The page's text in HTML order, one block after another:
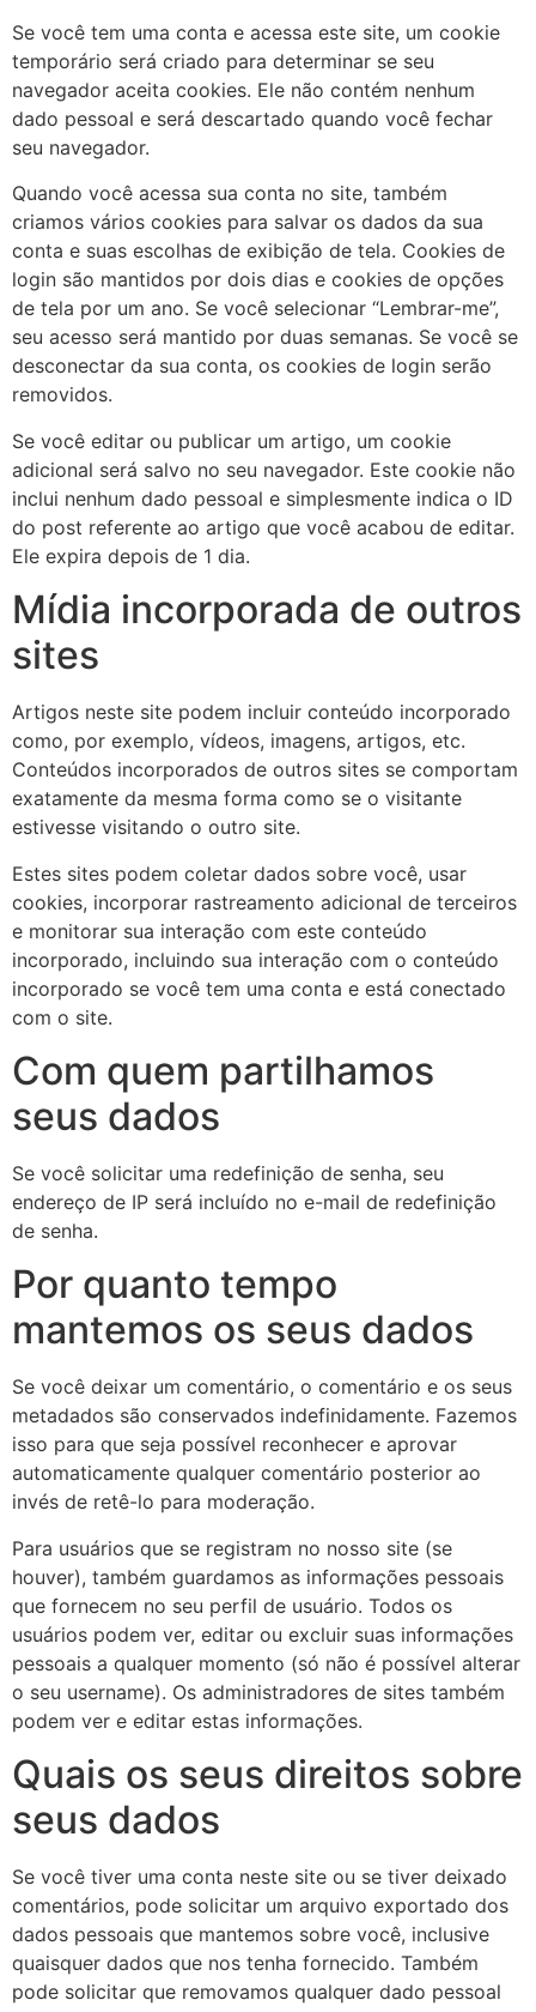
Se você tem uma conta e acessa este site, um cookie
temporário será criado para determinar se seu
navegador aceita cookies. Ele não contém nenhum
dado pessoal e será descartado quando você fechar
seu navegador.
Quando você acessa sua conta no site, também
criamos vários cookies para salvar os dados da sua
conta e suas escolhas de exibição de tela. Cookies de
login são mantidos por dois dias e cookies de opções
de tela por um ano. Se você selecionar “Lembrar-me”,
seu acesso será mantido por duas semanas. Se você se
desconectar da sua conta, os cookies de login serão
removidos.
Se você editar ou publicar um artigo, um cookie
adicional será salvo no seu navegador. Este cookie não
inclui nenhum dado pessoal e simplesmente indica o ID
do post referente ao artigo que você acabou de editar.
Ele expira depois de 1 dia.
Mídia incorporada de outros
sites
Artigos neste site podem incluir conteúdo incorporado
como, por exemplo, vídeos, imagens, artigos, etc.
Conteúdos incorporados de outros sites se comportam
exatamente da mesma forma como se o visitante
estivesse visitando o outro site.
Estes sites podem coletar dados sobre você, usar
cookies, incorporar rastreamento adicional de terceiros
e monitorar sua interação com este conteúdo
incorporado, incluindo sua interação com o conteúdo
incorporado se você tem uma conta e está conectado
com o site.
Com quem partilhamos
seus dados
Se você solicitar uma redefinição de senha, seu
endereço de IP será incluído no e-mail de redefinição
de senha.
Por quanto tempo
mantemos os seus dados
Se você deixar um comentário, o comentário e os seus
metadados são conservados indefinidamente. Fazemos
isso para que seja possível reconhecer e aprovar
automaticamente qualquer comentário posterior ao
invés de retê-lo para moderação.
Para usuários que se registram no nosso site (se
houver), também guardamos as informações pessoais
que fornecem no seu perfil de usuário. Todos os
usuários podem ver, editar ou excluir suas informações
pessoais a qualquer momento (só não é possível alterar
o seu username). Os administradores de sites também
podem ver e editar estas informações.
Quais os seus direitos sobre
seus dados
Se você tiver uma conta neste site ou se tiver deixado
comentários, pode solicitar um arquivo exportado dos
dados pessoais que mantemos sobre você, inclusive
quaisquer dados que nos tenha fornecido. Também
pode solicitar que removamos qualquer dado pessoal